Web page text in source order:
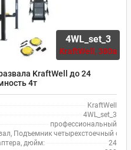
4WL_set_3
KraftWell,380в
KraftWell до 24
4т
KraftWell
4WL_set_3
профессиональный
Подъемник четырехстоечный с
дюйм:
24